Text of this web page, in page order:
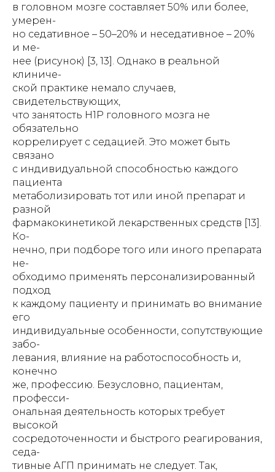
в головном мозге составляет 50% или более,
умерен-
но седативное – 50–20% и неседативное – 20%
и ме-
нее (рисунок) [3, 13]. Однако в реальной
клиниче-
ской практике немало случаев,
свидетельствующих,
что занятость Н1Р головного мозга не
обязательно
коррелирует с седацией. Это может быть
связано
с индивидуальной способностью каждого
пациента
метаболизировать тот или иной препарат и
разной
фармакокинетикой лекарственных средств [13].
Ко-
нечно, при подборе того или иного препарата
не-
обходимо применять персонализированный
подход
к каждому пациенту и принимать во внимание
его
индивидуальные особенности, сопутствующие
забо-
левания, влияние на работоспособность и,
конечно
же, профессию. Безусловно, пациентам,
професси-
ональная деятельность которых требует
высокой
сосредоточенности и быстрого реагирования,
седа-
тивные АГП принимать не следует. Так,